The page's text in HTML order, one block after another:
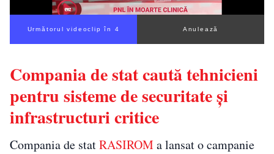
Următorul videoclip în 3 Anulează
Compania de stat caută tehnicieni
pentru sisteme de securitate și
infrastructuri critice
Compania de statRASIROMa lansat o campanie